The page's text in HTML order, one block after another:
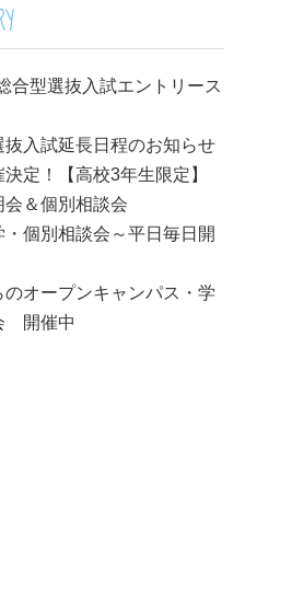
合型選抜入試エントリース
抜入試延長日程のお知らせ
定！【高校3年生限定】
会＆個別相談会
・個別相談会～平日毎日開
のオープンキャンパス・学
開催中